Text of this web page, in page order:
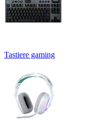
Tastiere gaming